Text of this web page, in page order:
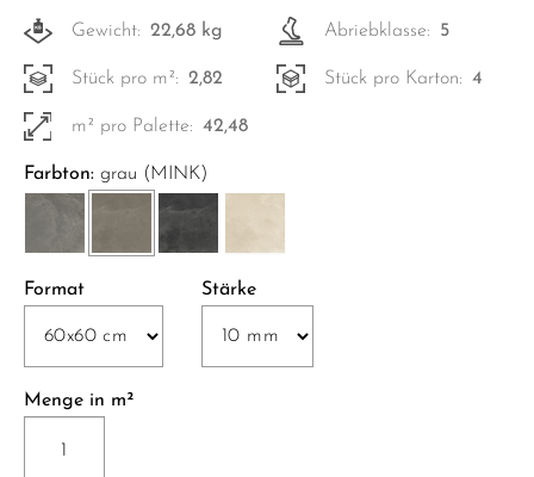
Gewicht: 22,68 kg Abriebklasse: 5
Stück pro m²: 2,82 Stück pro Karton: 4
m² pro Palette: 42,48
Farbton: grau (MINK)
Format Stärke
Menge in m²
STONE